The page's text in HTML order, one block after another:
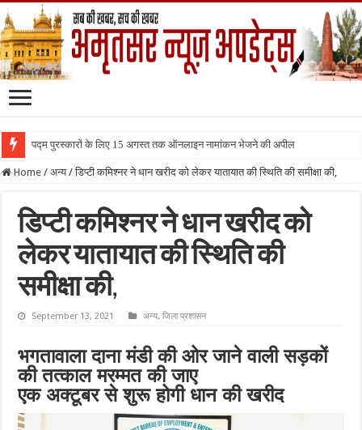
पद्म पुरस्कारों के लिए 15 अगस्त तक ऑनलाइन नामांकन भेजने की अपील
Home / अन्य / डिप्टी कमिश्नर ने धान खरीद को लेकर यातायात की स्थिति की समीक्षा की,
डिप्टी कमिश्नर ने धान खरीद को
लेकर यातायात की स्थिति की
समीक्षा की,
September 13, 2021 अन्य,जिला प्रशासन
भगतावाला दाना मंडी की ओर जाने वाली सड़कों
की तत्काल मरम्मत की जाए
एक अक्टूबर से शुरू होगी धान की खरीद